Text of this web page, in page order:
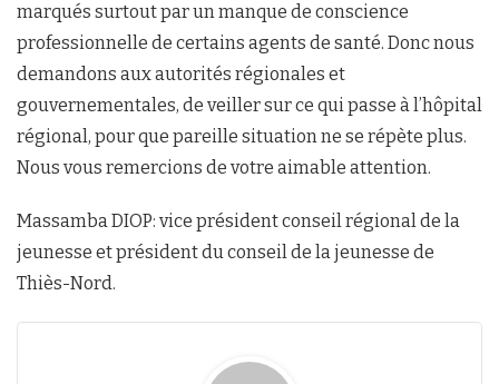
marqués surtout par un manque de conscience
professionnelle de certains agents de santé. Donc nous
demandons aux autorités régionales et
gouvernementales, de veiller sur ce qui passe à l’hôpital
régional, pour que pareille situation ne se répète plus.
Nous vous remercions de votre aimable attention.
Massamba DIOP: vice président conseil régional de la
jeunesse et président du conseil de la jeunesse de
Thiès-Nord.